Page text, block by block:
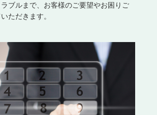
ブルまで、お客様のご要望やお困りご
ただきます。